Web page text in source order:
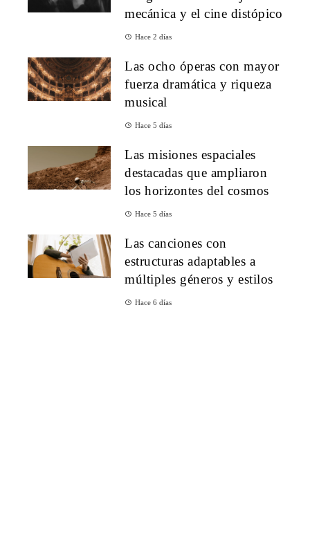
mecánica y el cine distópico
Hace 2 días
Las ocho óperas con mayor
fuerza dramática y riqueza
musical
Hace 5 días
Las misiones espaciales
destacadas que ampliaron
los horizontes del cosmos
Hace 5 días
Las canciones con
estructuras adaptables a
múltiples géneros y estilos
Hace 6 días